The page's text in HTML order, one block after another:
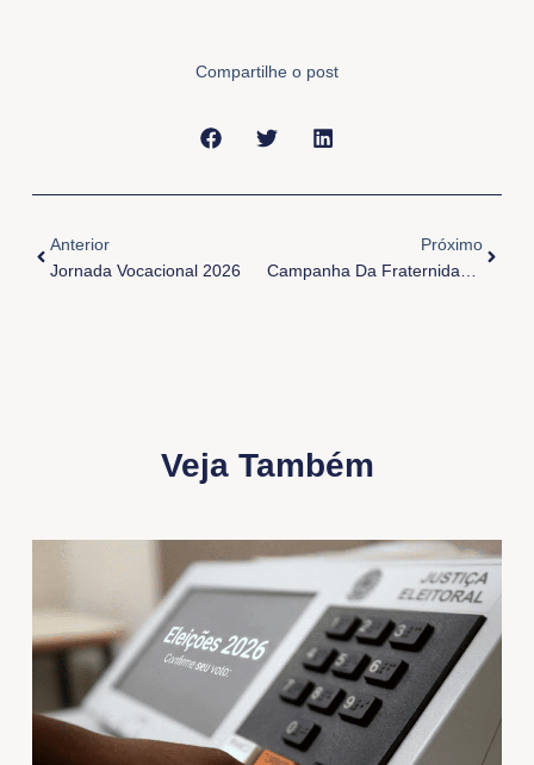
Compartilhe o post
Anterior
Jornada Vocacional 2026
Próximo
Veja Também